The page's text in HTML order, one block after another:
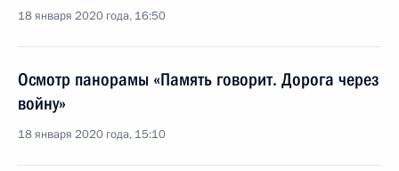
18 января 2020 года, 16:50
Осмотр панорамы «Память говорит. Дорога через
войну»
18 января 2020 года, 15:10